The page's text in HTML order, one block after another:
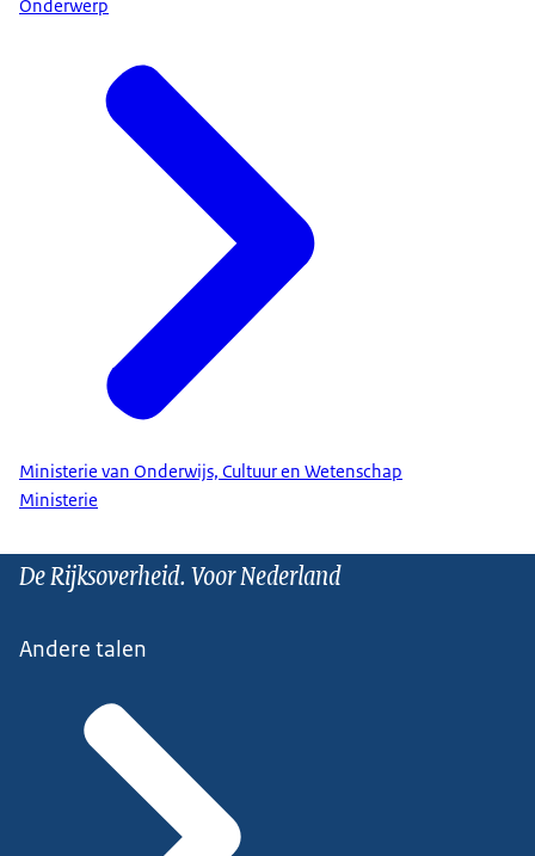
Onderwerp
Ministerie van Onderwijs, Cultuur en Wetenschap
Ministerie
De Rijksoverheid. Voor Nederland
Andere talen